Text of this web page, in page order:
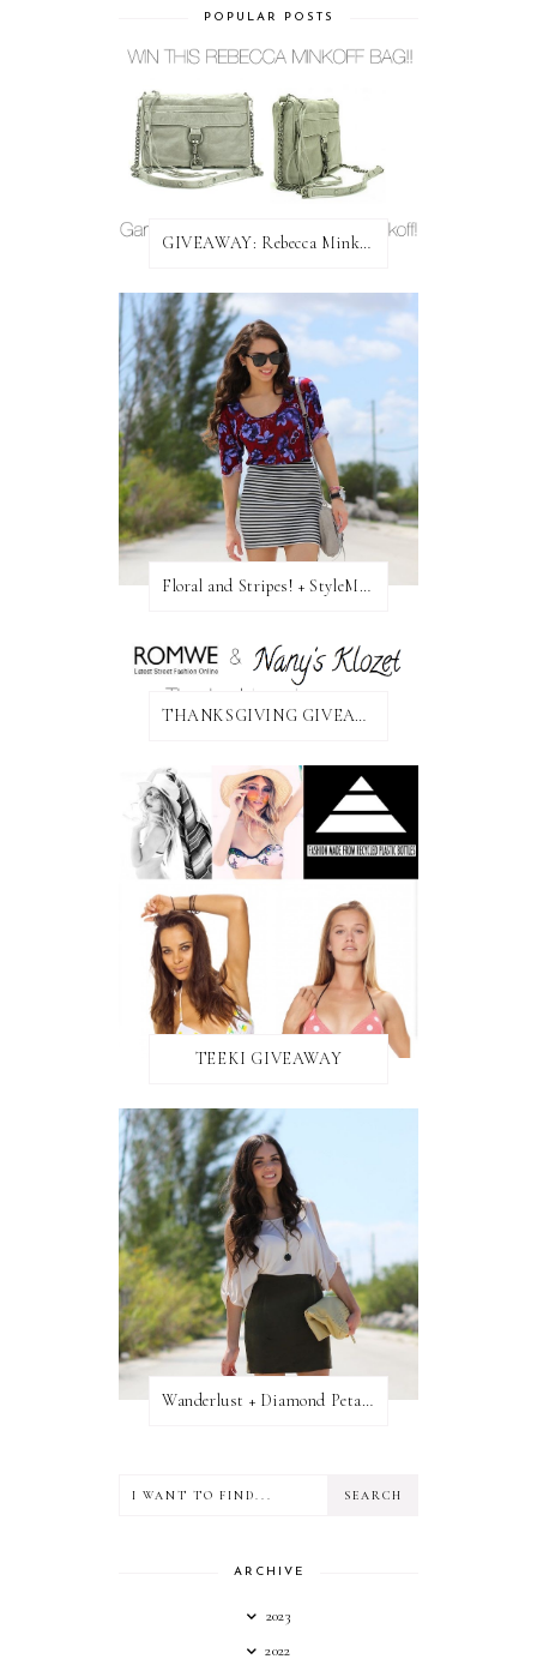
POPULAR POSTS
GIVEAWAY: Rebecca Minkoff Bag!
Floral and Stripes! + StyleMint GIVEAWAY!
THANKSGIVING GIVEAWAY!
TEEKI GIVEAWAY
Wanderlust + Diamond Petal Giveaway
ARCHIVE
2023
2022